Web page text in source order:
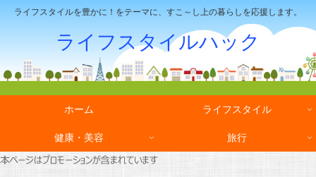
ライフスタイルを豊かに！をテーマに、すこ～し上の暮らしを応援します。
ライフスタイルハック
ホーム ライフスタイル
健康・美容 旅行